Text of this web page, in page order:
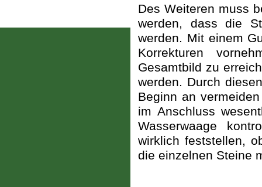
Des Weiteren muss
werden, dass die
werden. Mit einem
Korrekturen
Gesamtbild zu
werden. Durch
Beginn an
im Anschluss
Wasserwaage
wirklich feststellen,
die einzelnen Steine